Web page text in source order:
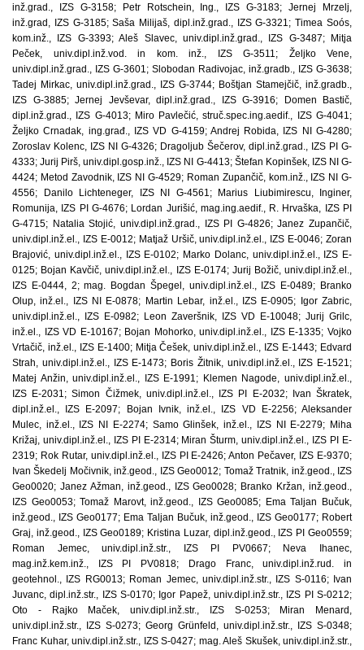
inž.grad., IZS G-3158; Petr Rotschein, Ing., IZS G-3183; Jernej Mrzelj,
inž.grad, IZS G-3185; Saša Milijaš, dipl.inž.grad., IZS G-3321; Timea Soós,
kom.inž., IZS G-3393; Aleš Slavec, univ.dipl.inž.grad., IZS G-3487; Mitja
Peček, univ.dipl.inž.vod. in kom. inž., IZS G-3511; Željko Vene,
univ.dipl.inž.grad., IZS G-3601; Slobodan Radivojac, inž.gradb., IZS G-3638;
Tadej Mirkac, univ.dipl.inž.grad., IZS G-3744; Boštjan Stamejčič, inž.gradb.,
IZS G-3885; Jernej Jevševar, dipl.inž.grad., IZS G-3916; Domen Bastič,
dipl.inž.grad., IZS G-4013; Miro Pavlečić, struč.spec.ing.aedif., IZS G-4041;
Željko Crnadak, ing.građ., IZS VD G-4159; Andrej Robida, IZS NI G-4280;
Zoroslav Kolenc, IZS NI G-4326; Dragoljub Šečerov, dipl.inž.grad., IZS PI G-
4333; Jurij Pirš, univ.dipl.gosp.inž., IZS NI G-4413; Štefan Kopinšek, IZS NI G-
4424; Metod Zavodnik, IZS NI G-4529; Roman Zupančič, kom.inž., IZS NI G-
4556; Danilo Lichteneger, IZS NI G-4561; Marius Liubimirescu, Inginer,
Romunija, IZS PI G-4676; Lordan Jurišić, mag.ing.aedif., R. Hrvaška, IZS PI
G-4715; Natalia Stojić, univ.dipl.inž.grad., IZS PI G-4826; Janez Zupančič,
univ.dipl.inž.el., IZS E-0012; Matjaž Uršič, univ.dipl.inž.el., IZS E-0046; Zoran
Brajović, univ.dipl.inž.el., IZS E-0102; Marko Dolanc, univ.dipl.inž.el., IZS E-
0125; Bojan Kavčič, univ.dipl.inž.el., IZS E-0174; Jurij Božič, univ.dipl.inž.el.,
IZS E-0444, 2; mag. Bogdan Špegel, univ.dipl.inž.el., IZS E-0489; Branko
Olup, inž.el., IZS NI E-0878; Martin Lebar, inž.el., IZS E-0905; Igor Zabric,
univ.dipl.inž.el., IZS E-0982; Leon Zaveršnik, IZS VD E-10048; Jurij Grilc,
inž.el., IZS VD E-10167; Bojan Mohorko, univ.dipl.inž.el., IZS E-1335; Vojko
Vrtačič, inž.el., IZS E-1400; Mitja Češek, univ.dipl.inž.el., IZS E-1443; Edvard
Strah, univ.dipl.inž.el., IZS E-1473; Boris Žitnik, univ.dipl.inž.el., IZS E-1521;
Matej Anžin, univ.dipl.inž.el., IZS E-1991; Klemen Nagode, univ.dipl.inž.el.,
IZS E-2031; Simon Čižmek, univ.dipl.inž.el., IZS PI E-2032; Ivan Škratek,
dipl.inž.el., IZS E-2097; Bojan Ivnik, inž.el., IZS VD E-2256; Aleksander
Mulec, inž.el., IZS NI E-2274; Samo Glinšek, inž.el., IZS NI E-2279; Miha
Križaj, univ.dipl.inž.el., IZS PI E-2314; Miran Šturm, univ.dipl.inž.el., IZS PI E-
2319; Rok Rutar, univ.dipl.inž.el., IZS PI E-2426; Anton Pečaver, IZS E-9370;
Ivan Škedelj Močivnik, inž.geod., IZS Geo0012; Tomaž Tratnik, inž.geod., IZS
Geo0020; Janez Ažman, inž.geod., IZS Geo0028; Branko Kržan, inž.geod.,
IZS Geo0053; Tomaž Marovt, inž.geod., IZS Geo0085; Ema Taljan Bučuk,
inž.geod., IZS Geo0177; Ema Taljan Bučuk, inž.geod., IZS Geo0177; Robert
Graj, inž.geod., IZS Geo0189; Kristina Luzar, dipl.inž.geod., IZS PI Geo0559;
Roman Jemec, univ.dipl.inž.str., IZS PI PV0667; Neva Ihanec,
mag.inž.kem.inž., IZS PI PV0818; Drago Franc, univ.dipl.inž.rud. in
geotehnol., IZS RG0013; Roman Jemec, univ.dipl.inž.str., IZS S-0116; Ivan
Juvanc, dipl.inž.str., IZS S-0170; Igor Papež, univ.dipl.inž.str., IZS PI S-0212;
Oto - Rajko Maček, univ.dipl.inž.str., IZS S-0253; Miran Menard,
univ.dipl.inž.str., IZS S-0273; Georg Grünfeld, univ.dipl.inž.str., IZS S-0348;
Franc Kuhar, univ.dipl.inž.str., IZS S-0427; mag. Aleš Skušek, univ.dipl.inž.str.,